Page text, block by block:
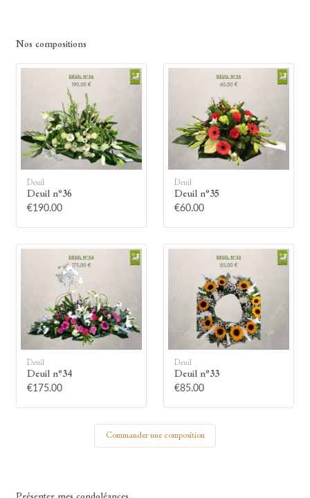
Allumez une bougie
Montrez votre soutien à la famille en
allumant symboliquement une bougie.
Votre prénom
Nos compositions
Deuil
Deuil n°36
€190.00
Deuil
Deuil n°35
€60.00
Deuil
Deuil n°34
€175.00
Deuil
Deuil n°33
€85.00
Commander une composition